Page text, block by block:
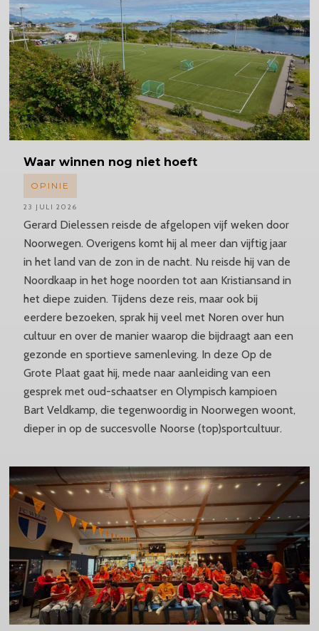
Waar winnen nog niet hoeft
Gerard Dielessen reisde de afgelopen vijf weken door
Noorwegen. Overigens komt hij al meer dan vijftig jaar
in het land van de zon in de nacht. Nu reisde hij van de
Noordkaap in het hoge noorden tot aan Kristiansand in
het diepe zuiden. Tijdens deze reis, maar ook bij
eerdere bezoeken, sprak hij veel met Noren over hun
cultuur en over de manier waarop die bijdraagt aan een
gezonde en sportieve samenleving. In deze Op de
Grote Plaat gaat hij, mede naar aanleiding van een
gesprek met oud-schaatser en Olympisch kampioen
Bart Veldkamp, die tegenwoordig in Noorwegen woont,
dieper in op de succesvolle Noorse (top)sportcultuur.
OPINIE
23 JULI 2026